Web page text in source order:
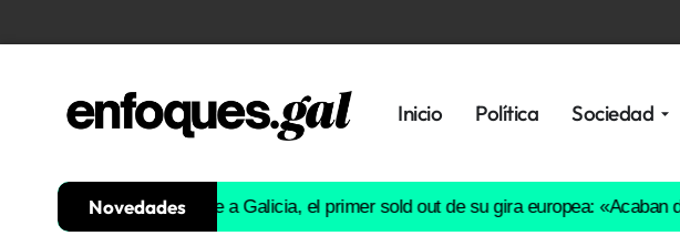
Inicio Política Sociedad
Novedades
Don Omar se rinde a Galicia, el primer sold out de su gira europea: «Acaban de hacer